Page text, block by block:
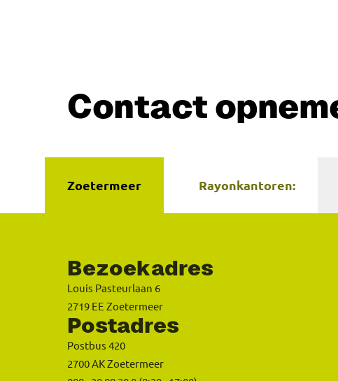
Contact
Zoetermeer Rayonkantoren:
Bezoekadres
Louis Pasteurlaan 6
2719 EE Zoetermeer
Postadres
Postbus 420
2700 AK Zoetermeer